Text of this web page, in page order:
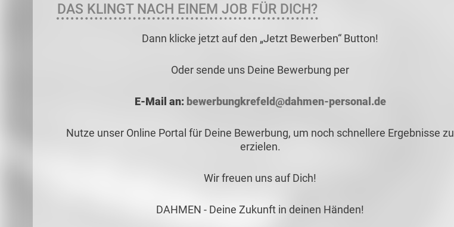
DAS KLINGT NACH EINEM JOB FÜR DICH?
Dann klicke jetzt auf den „Jetzt Bewerben“ Button!
Oder sende uns Deine Bewerbung per
E-Mail an: bewerbungkrefeld@dahmen-personal.de
Nutze unser Online Portal für Deine Bewerbung, um noch schnellere Ergebnisse zu
erzielen.
Wir freuen uns auf Dich!
DAHMEN - Deine Zukunft in deinen Händen!